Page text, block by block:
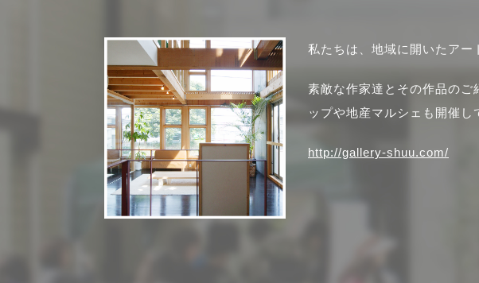
私たちは、地域に開いたアー
素敵な作家達とその作品のご
ップや地産マルシェも開催し
http://gallery-shuu.com/